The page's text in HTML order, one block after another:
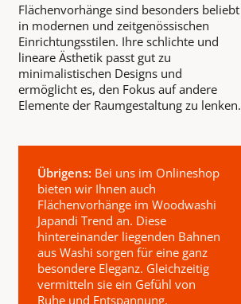
Flächenvorhänge sind besonders beliebt
in modernen und zeitgenössischen
Einrichtungsstilen. Ihre schlichte und
lineare Ästhetik passt gut zu
minimalistischen Designs und
ermöglicht es, den Fokus auf andere
Elemente der Raumgestaltung zu lenken.
Übrigens: Bei uns im Onlineshop
bieten wir Ihnen auch
Flächenvorhänge im Woodwashi
Japandi Trend an. Diese
hintereinander liegenden Bahnen
aus Washi sorgen für eine ganz
besondere Eleganz. Gleichzeitig
vermitteln sie ein Gefühl von
Ruhe und Entspannung.